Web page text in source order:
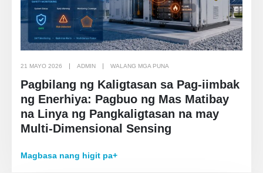
21 MAYO 2026 ADMIN WALANG MGA PUNA
Pagbilang ng Kaligtasan sa Pag-iimbak
ng Enerhiya: Pagbuo ng Mas Matibay
na Linya ng Pangkaligtasan na may
Multi-Dimensional Sensing
Magbasa nang higit pa+